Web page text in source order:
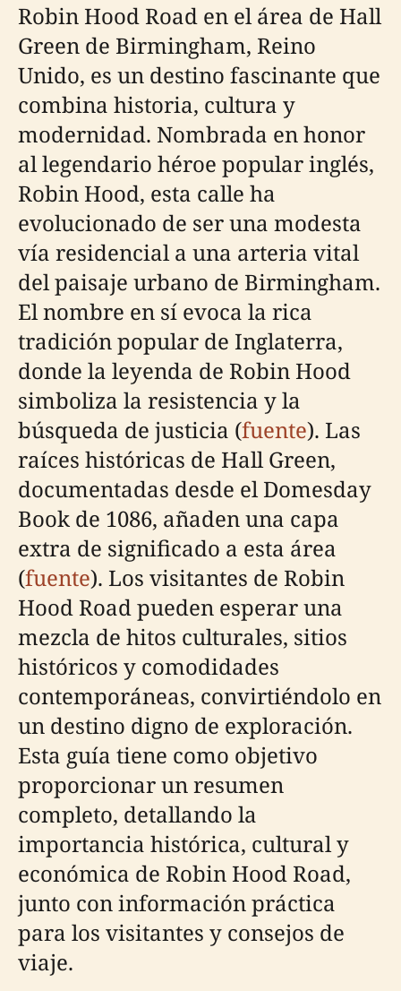
Robin Hood Road en el área de Hall
Green de Birmingham, Reino
Unido, es un destino fascinante que
combina historia, cultura y
modernidad. Nombrada en honor
al legendario héroe popular inglés,
Robin Hood, esta calle ha
evolucionado de ser una modesta
vía residencial a una arteria vital
del paisaje urbano de Birmingham.
El nombre en sí evoca la rica
tradición popular de Inglaterra,
donde la leyenda de Robin Hood
simboliza la resistencia y la
búsqueda de justicia (fuente). Las
raíces históricas de Hall Green,
documentadas desde el Domesday
Book de 1086, añaden una capa
extra de significado a esta área
(fuente). Los visitantes de Robin
Hood Road pueden esperar una
mezcla de hitos culturales, sitios
históricos y comodidades
contemporáneas, convirtiéndolo en
un destino digno de exploración.
Esta guía tiene como objetivo
proporcionar un resumen
completo, detallando la
importancia histórica, cultural y
económica de Robin Hood Road,
junto con información práctica
para los visitantes y consejos de
viaje.